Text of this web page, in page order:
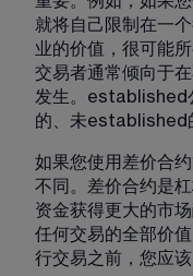
就将自己限制在一
业的价值，很可能
交易者通常倾向于
发生。established
的、未established
如果您使用差价合
不同。差价合约是
资金获得更大的市
任何交易的全部价
行交易之前，您应